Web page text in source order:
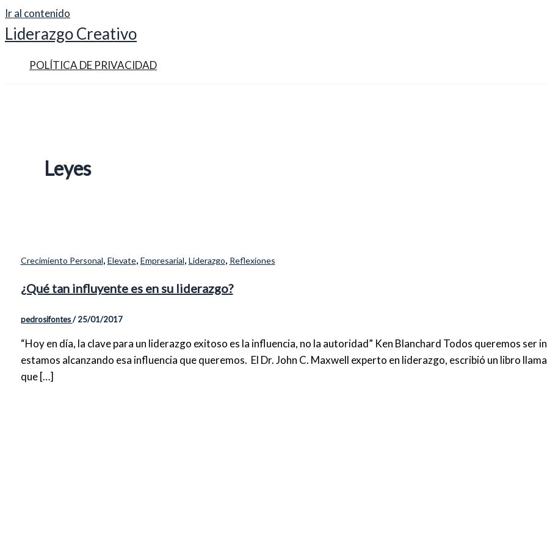
Ir al contenido
Liderazgo Creativo
POLÍTICA DE PRIVACIDAD
Leyes
Crecimiento Personal, Elevate, Empresarial, Liderazgo, Reflexiones
¿Qué tan influyente es en su liderazgo?
pedrosifontes/25/01/2017
“Hoy en día, la clave para un liderazgo exitoso es la influencia, no la autoridad” Ken Blanchard Todos queremos
estamos alcanzando esa influencia que queremos. El Dr. John C. Maxwell experto en liderazgo, escribió un libro
que […]